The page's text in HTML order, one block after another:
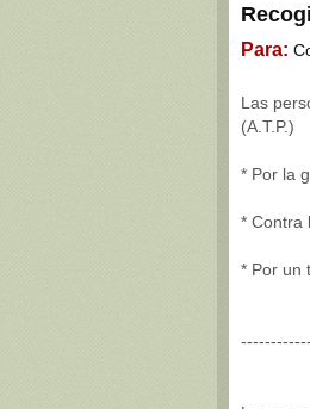
Para:
Las
(A.T.P.)
* Por la
* Contra
* Por un